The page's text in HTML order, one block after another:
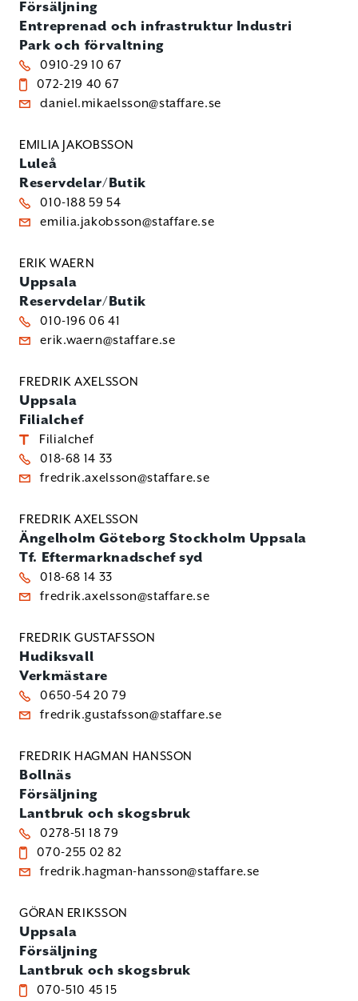
Försäljning
Entreprenad och infrastruktur Industri
Park och förvaltning
0910-29 10 67
072-219 40 67
daniel.mikaelsson@staffare.se
EMILIA JAKOBSSON
Luleå
Reservdelar/Butik
010-188 59 54
emilia.jakobsson@staffare.se
ERIK WAERN
Uppsala
Reservdelar/Butik
010-196 06 41
erik.waern@staffare.se
FREDRIK AXELSSON
Uppsala
Filialchef
Filialchef
018-68 14 33
fredrik.axelsson@staffare.se
FREDRIK AXELSSON
Ängelholm Göteborg Stockholm Uppsala
Tf. Eftermarknadschef syd
018-68 14 33
fredrik.axelsson@staffare.se
FREDRIK GUSTAFSSON
Hudiksvall
Verkmästare
0650-54 20 79
fredrik.gustafsson@staffare.se
FREDRIK HAGMAN HANSSON
Bollnäs
Försäljning
Lantbruk och skogsbruk
0278-51 18 79
070-255 02 82
fredrik.hagman-hansson@staffare.se
GÖRAN ERIKSSON
Uppsala
Försäljning
Lantbruk och skogsbruk
070-510 45 15